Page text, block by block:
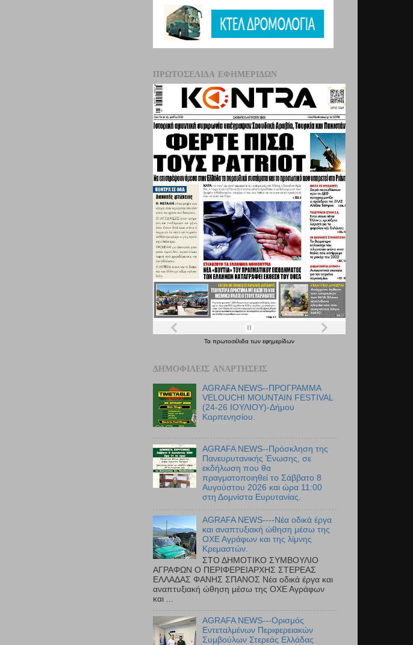
ΠΡΩΤΟΣΈΛΙΔΑ ΕΦΗΜΕΡΊΔΩΝ
Τα πρωτοσέλιδα των εφημερίδων
ΔΗΜΟΦΙΛΕΊΣ ΑΝΑΡΤΉΣΕΙΣ
AGRAFA NEWS--ΠΡΟΓΡΑΜΜΑ
VELOUCHI MOUNTAIN FESTIVAL
(24-26 ΙΟΥΛΙΟΥ)-Δήμου
Καρπενησίου.
AGRAFA NEWS--Πρόσκληση της
Πανευρυτανικής Ένωσης, σε
εκδήλωση που θα
πραγματοποιηθεί το Σάββατο 8
Αυγούστου 2026 και ώρα 11:00
στη Δομνίστα Ευρυτανίας.
AGRAFA NEWS----Νέα οδικά έργα
και αναπτυξιακή ώθηση μέσω της
ΟΧΕ Αγράφων και της λίμνης
Κρεμαστών.
ΣΤΟ ΔΗΜΟΤΙΚΟ ΣΥΜΒΟΥΛΙΟ
ΑΓΡΑΦΩΝ Ο ΠΕΡΙΦΕΡΕΙΑΡΧΗΣ ΣΤΕΡΕΑΣ
ΕΛΛΑΔΑΣ ΦΑΝΗΣ ΣΠΑΝΟΣ Νέα οδικά έργα και
αναπτυξιακή ώθηση μέσω της ΟΧΕ Αγράφων
και ...
AGRAFA NEWS---Ορισμός
Εντεταλμένων Περιφερειακών
Συμβούλων Στερεάς Ελλάδας